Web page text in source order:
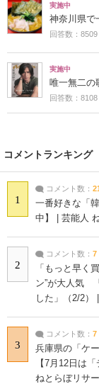
実施中
神奈川県で
回答数：8509
実施中
唯一無二の
回答数：8108
コメントランキング
1
コメント数：
一番好きな「
中】 | 芸能人
2
コメント数： 7
「もっと早く
ン”が大人気
した」（2/2）
3
コメント数： 7
兵庫県の「ケ
【7月12日は
ねとらぼリサ